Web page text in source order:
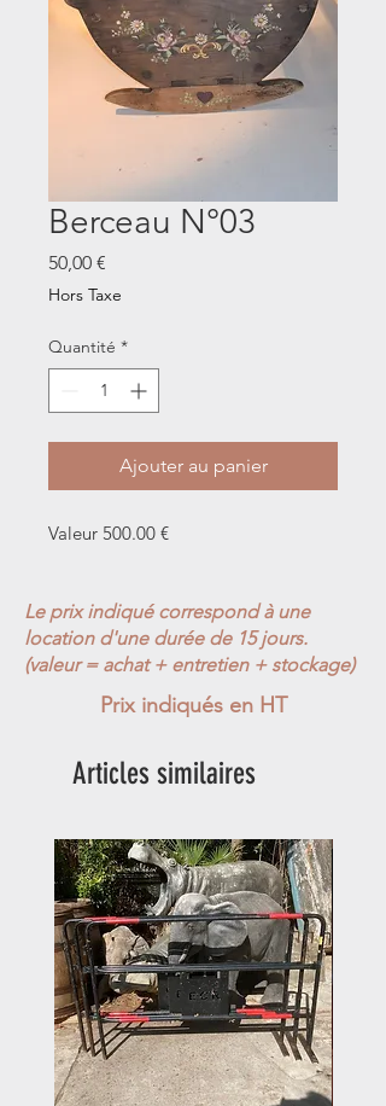
Berceau N°03
50,00 €
Hors Taxe
Quantité *
Ajouter au panier
Valeur 500.00 €
Le prix indiqué correspond à une
location d'une durée de 15 jours.
(valeur = achat + entretien + stockage)
Prix indiqués en HT
Articles similaires